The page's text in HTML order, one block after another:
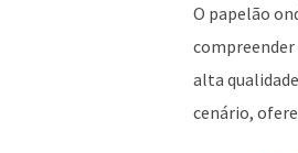
O papelão
compreender
alta
cenário,